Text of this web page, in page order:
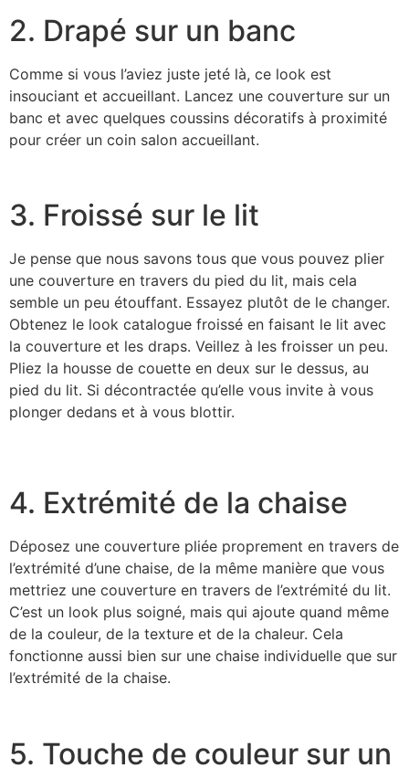
2. Drapé sur un banc
Comme si vous l’aviez juste jeté là, ce look est
insouciant et accueillant. Lancez une couverture sur un
banc et avec quelques coussins décoratifs à proximité
pour créer un coin salon accueillant.
3. Froissé sur le lit
Je pense que nous savons tous que vous pouvez plier
une couverture en travers du pied du lit, mais cela
semble un peu étouffant. Essayez plutôt de le changer.
Obtenez le look catalogue froissé en faisant le lit avec
la couverture et les draps. Veillez à les froisser un peu.
Pliez la housse de couette en deux sur le dessus, au
pied du lit. Si décontractée qu’elle vous invite à vous
plonger dedans et à vous blottir.
4. Extrémité de la chaise
Déposez une couverture pliée proprement en travers de
l’extrémité d’une chaise, de la même manière que vous
mettriez une couverture en travers de l’extrémité du lit.
C’est un look plus soigné, mais qui ajoute quand même
de la couleur, de la texture et de la chaleur. Cela
fonctionne aussi bien sur une chaise individuelle que sur
l’extrémité de la chaise.
5. Touche de couleur sur un